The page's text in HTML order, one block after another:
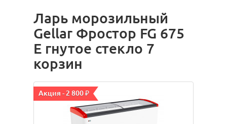
Ларь морозильный
Gellar Фростор FG 675
Е гнутое стекло 7
корзин
Акция - 2 800 ₽